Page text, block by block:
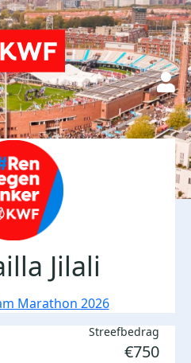
Jilali
Marathon 2026
Streefbedrag
€750